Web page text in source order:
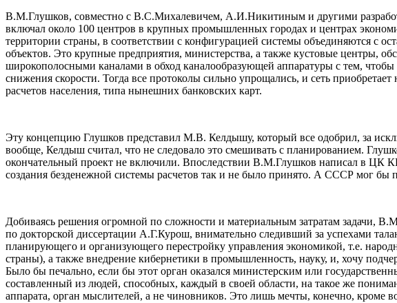
В.М.Глушков, совместно с В.С.Михалевичем, А.И.Никитиным и другими
включал около 100 центров в крупных промышленных городах и центрах
территории страны, в соответствии с конфигурацией системы объединяются с
объектов. Это крупные предприятия, министерства, а также кустовые центры,
широкополосными каналами в обход каналообразующей аппаратуры с тем,
снижения скорости. Тогда все протоколы сильно упрощались, и сеть
расчетов населения, типа нынешних банковских карт.
Эту концепцию Глушков представил М.В. Келдышу, который все одобрил, за
вообще, Келдыш считал, что не следовало это смешивать с планированием.
окончательный проект не включили. Впоследствии В.М.Глушков написал в ЦК
создания безденежной системы расчетов так и не было принято. А СССР мог
Добиваясь решения огромной по сложности и материальным затратам задачи,
по докторской диссертации А.Г.Курош, внимательно следивший за успехами
планирующего и организующего перестройку управления экономикой, т.е.
страны), а также внедрение кибернетики в промышленность, науку, и, хочу
Было бы печально, если бы этот орган оказался министерским или
составленный из людей, способных, каждый в своей области, на такое же
аппарата, орган мыслителей, а не чиновников. Это лишь мечты, конечно, кроме